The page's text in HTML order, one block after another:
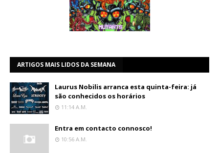
ARTIGOS MAIS LIDOS DA SEMANA
Laurus Nobilis arranca esta quinta-feira: já
são conhecidos os horários
11:14 A.m.
Entra em contacto connosco!
10:56 A.m.